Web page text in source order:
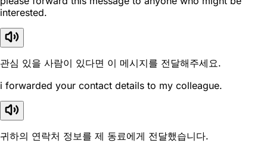
interested.
관심 있을 사람이 있다면 이 메시지를 전달해주세요.
i forwarded your contact details to my colleague.
귀하의 연락처 정보를 제 동료에게 전달했습니다.